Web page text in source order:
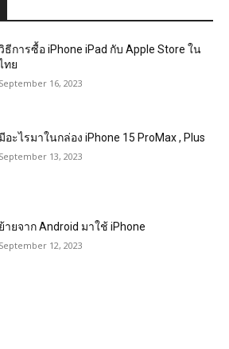
ธีการซื้อ iPhone iPad กับ Apple Store ใน
ทย
September 16, 2023
อะไรมาในกล่อง iPhone 15 ProMax , Plus
September 13, 2023
ย้ายจาก Android มาใช้ iPhone
September 12, 2023